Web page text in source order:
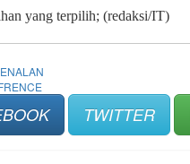
yang terpilih; (redaksi/IT)
TWITTER